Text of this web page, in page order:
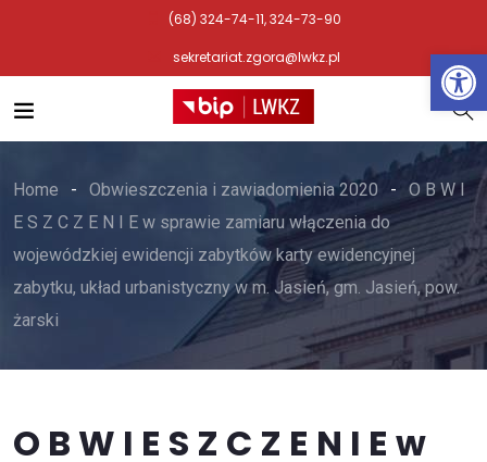
(68) 324-74-11, 324-73-90
sekretariat.zgora@lwkz.pl
Home Obwieszczenia i zawiadomienia 2020
O B W I
E S Z C Z E N I E w sprawie zamiaru włączenia do
wojewódzkiej ewidencji zabytków karty ewidencyjnej
zabytku, układ urbanistyczny w m. Jasień, gm. Jasień, pow.
żarski
O B W I E S Z C Z E N I E w